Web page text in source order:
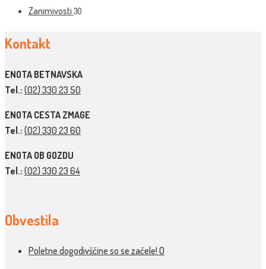
Zanimivosti 30
Kontakt
ENOTA BETNAVSKA
Tel.: (02) 330 23 50
ENOTA CESTA ZMAGE
Tel.: (02) 330 23 60
ENOTA OB GOZDU
Tel.: (02) 330 23 64
Obvestila
Poletne dogodivščine so se začele! O